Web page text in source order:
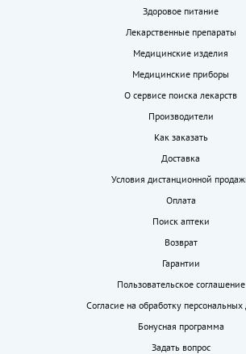
Здоровое питание
Лекарственные препараты
Медицинские изделия
Медицинские приборы
О сервисе поиска лекарств
Производители
Как заказать
Доставка
Условия дистанционной
Оплата
Поиск аптеки
Возврат
Гарантии
Пользовательское соглашение
Согласие на обработку
Бонусная программа
Задать вопрос